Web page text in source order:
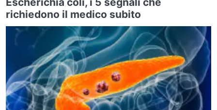
richiedono il medico subito